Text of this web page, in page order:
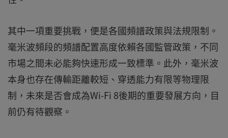
其中一項重要挑戰，便是各國頻譜政策與法規限制。
毫米波頻段的頻譜配置高度依賴各國監管政策，不同
市場之間未必能夠快速形成一致標準。此外，毫米波
本身也存在傳輸距離較短、穿透能力有限等物理限
制，未來是否會成為Wi-Fi 8後期的重要發展方向，目
前仍有待觀察。